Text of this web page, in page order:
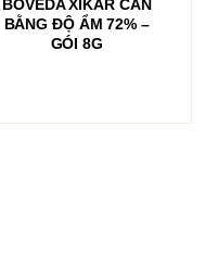
BOVEDA XIKAR CÂN
BẰNG ĐỘ ẨM 72% –
GÓI 8G